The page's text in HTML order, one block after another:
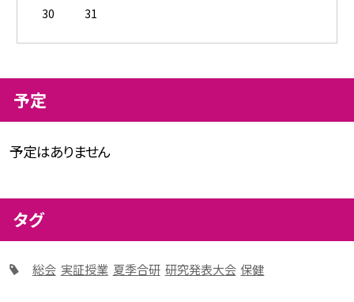
30
31
予定
予定はありません
タグ
総会 実証授業 夏季合研 研究発表大会 保健